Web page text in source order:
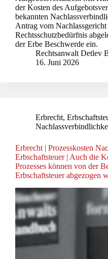
der Kosten des
bekannten
Antrag vom Nachlassgericht
Rechtsschutzbedürfnis
der Erbe Beschwerde ein.
Rechtsanwalt Detlev
16. Juni 2026
Erbrecht,
Erbrecht | Prozesskosten
Erbschaftsteuer | Auch die
Prozesses können von der
Erbschaftsteuer abgezogen